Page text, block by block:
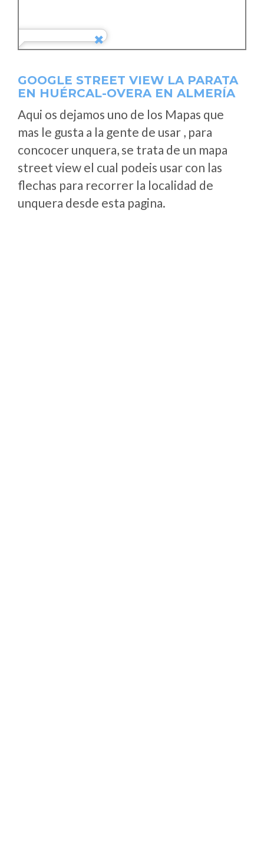
GOOGLE STREET VIEW LA PARATA
EN HUÉRCAL-OVERA EN ALMERÍA
Aqui os dejamos uno de los Mapas que
mas le gusta a la gente de usar , para
concocer unquera, se trata de un mapa
street view el cual podeis usar con las
flechas para recorrer la localidad de
unquera desde esta pagina.